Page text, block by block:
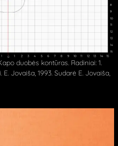
duobės kontūras. Radiniai: 1.
Jovaiša, 1993. Sudarė E. Jovaiša,